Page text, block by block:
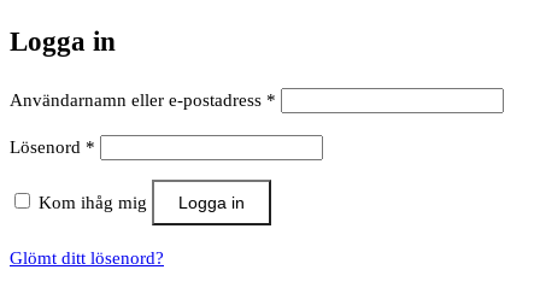
Logga in
Användarnamn eller e-postadress *
Lösenord *
Kom ihåg mig Logga in
Glömt ditt lösenord?